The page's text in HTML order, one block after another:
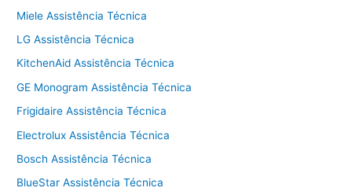
Miele Assistência Técnica
LG Assistência Técnica
KitchenAid Assistência Técnica
GE Monogram Assistência Técnica
Frigidaire Assistência Técnica
Electrolux Assistência Técnica
Bosch Assistência Técnica
BlueStar Assistência Técnica